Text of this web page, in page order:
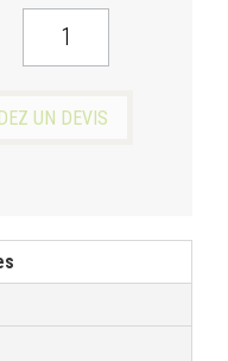
UPN
D'ANGLE
UN DEVIS